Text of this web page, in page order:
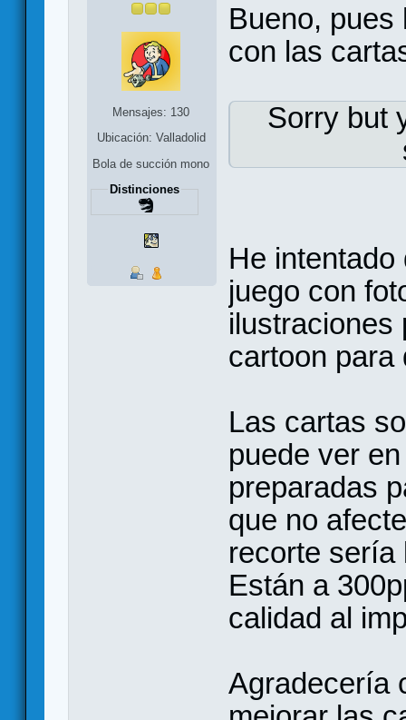
Mensajes: 130
Ubicación: Valladolid
Bola de succión mono
Distinciones
Bueno, pues
con las
Sorry but
He
juego con
ilustraciones
cartoon para
Las cartas
puede ver
preparadas
que no
recorte sería
Están a
calidad al
Agradecería